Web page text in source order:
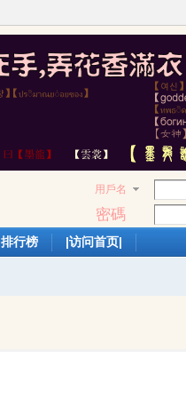
用戶名
密碼
排行榜 |访问首页|